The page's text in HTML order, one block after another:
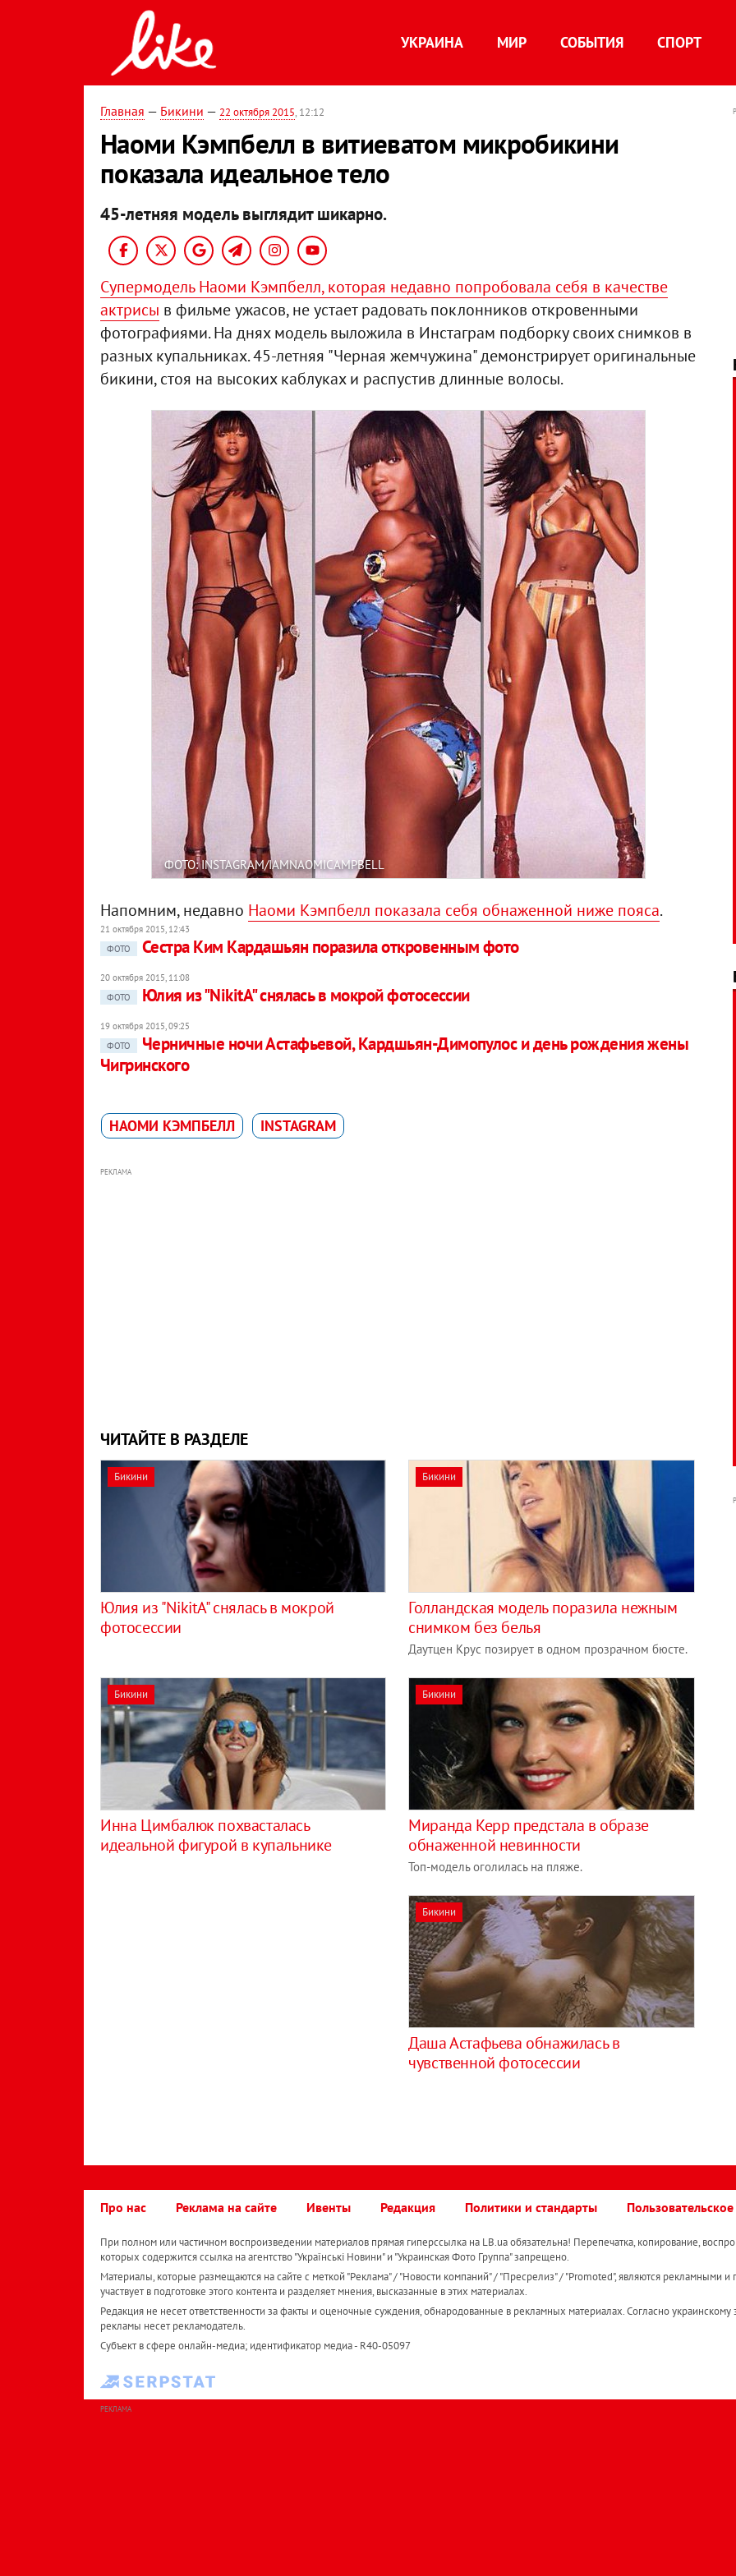
УКРАИНА МИР СОБЫТИЯ СПОРТ
Главная — Бикини — 22 октября 2015, 12:12
Наоми Кэмпбелл в витиеватом микробикини
показала идеальное тело
45-летняя модель выглядит шикарно.
Супермодель Наоми Кэмпбелл, которая недавно попробовала себя в качестве
актрисы в фильме ужасов, не устает радовать поклонников откровенными
фотографиями. На днях модель выложила в Инстаграм подборку своих снимков в
разных купальниках. 45-летняя "Черная жемчужина" демонстрирует оригинальные
бикини, стоя на высоких каблуках и распустив длинные волосы.
ФОТО: INSTAGRAM/IAMNAOMICAMPBELL
Напомним, недавно Наоми Кэмпбелл показала себя обнаженной ниже пояса.
21 октября 2015, 12:43
ФОТО
Сестра Ким Кардашьян поразила откровенным фото
20 октября 2015, 11:08
ФОТО
Юлия из "NikitA" снялась в мокрой фотосессии
19 октября 2015, 09:25
ФОТО
Черничные ночи Астафьевой, Кардшьян-Димопулос и день рождения жены
Чигринского
НАОМИ КЭМПБЕЛЛ INSTAGRAM
РЕКЛАМА
ЧИТАЙТЕ В РАЗДЕЛЕ
Бикини
Юлия из "NikitA" снялась в мокрой
фотосессии
Бикини
Голландская модель поразила нежным
снимком без белья
Даутцен Крус позирует в одном прозрачном бюсте.
Бикини
Инна Цимбалюк похвасталась
идеальной фигурой в купальнике
Бикини
Миранда Керр предстала в образе
обнаженной невинности
Топ-модель оголилась на пляже.
Бикини
Даша Астафьева обнажилась в
чувственной фотосессии
Про нас Реклама на сайте Ивенты Редакция Политики и стандарты
При полном или частичном воспроизведении материалов прямая гиперссылка на LB.ua обязательна! Перепечатка, копирование,
которых содержится ссылка на агентство "Українськi Новини" и "Украинская Фото Группа" запрещено.
Материалы, которые размещаются на сайте с меткой "Реклама" / "Новости компаний" / "Пресрелиз" / "Promoted", являются рекламными и
участвует в подготовке этого контента и разделяет мнения, высказанные в этих материалах.
Редакция не несет ответственности за факты и оценочные суждения, обнародованные в рекламных материалах. Согласно украинскому
рекламы несет рекламодатель.
Субъект в сфере онлайн-медиа; идентификатор медиа - R40-05097
РЕКЛАМА